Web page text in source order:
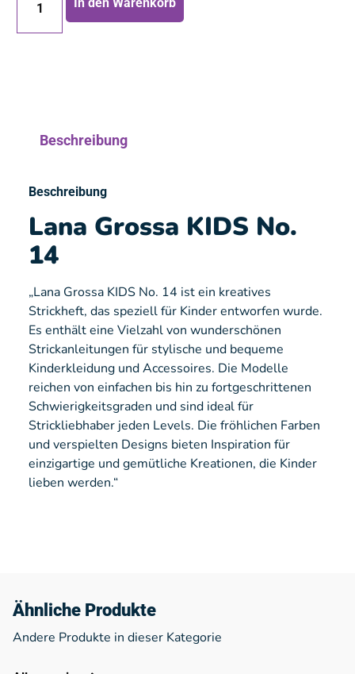
In den Warenkorb
Beschreibung
Beschreibung
Lana Grossa KIDS No.
14
„Lana Grossa KIDS No. 14 ist ein kreatives
Strickheft, das speziell für Kinder entworfen wurde.
Es enthält eine Vielzahl von wunderschönen
Strickanleitungen für stylische und bequeme
Kinderkleidung und Accessoires. Die Modelle
reichen von einfachen bis hin zu fortgeschrittenen
Schwierigkeitsgraden und sind ideal für
Strickliebhaber jeden Levels. Die fröhlichen Farben
und verspielten Designs bieten Inspiration für
einzigartige und gemütliche Kreationen, die Kinder
lieben werden.“
Ähnliche Produkte
Andere Produkte in dieser Kategorie